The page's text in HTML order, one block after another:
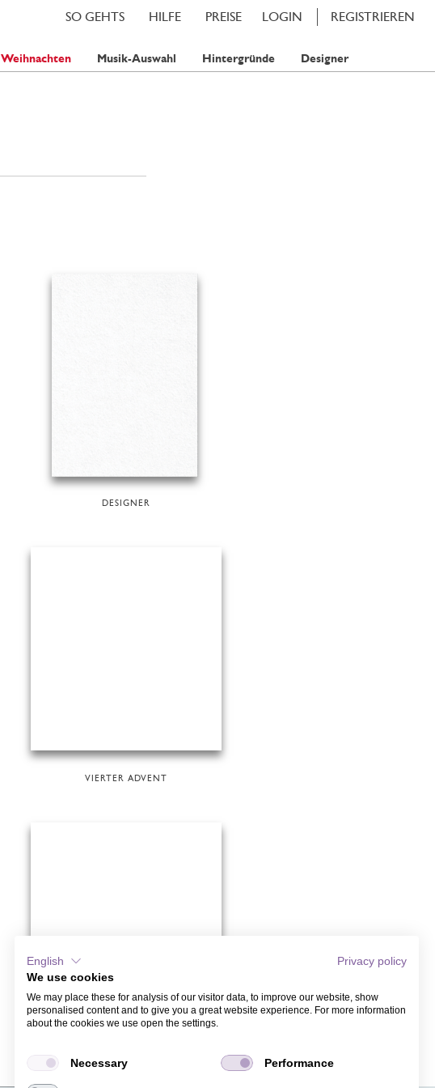
LOGIN REGISTRIEREN
PREISE
HILFE
SO GEHTS
Weihnachten Musik-Auswahl Hintergründe Designer
DESIGNER
VIERTER ADVENT
English
Privacy policy
We use cookies
We may place these for analysis of our visitor data, to improve our website, show
personalised content and to give you a great website experience. For more information
about the cookies we use open the settings.
Necessary Performance